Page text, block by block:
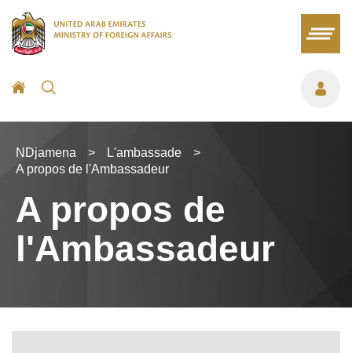
NDjamena > L'ambassade
>
A propos de l'Ambassadeur
A propos de
l'Ambassadeur